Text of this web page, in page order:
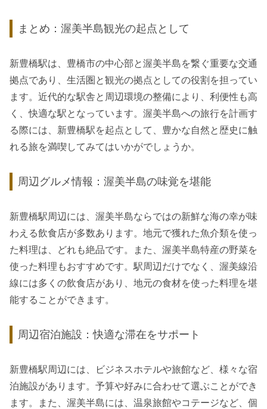
まとめ：渥美半島観光の起点として
新豊橋駅は、豊橋市の中心部と渥美半島を繋ぐ重要な交通
拠点であり、生活圏と観光の拠点としての役割を担ってい
ます。近代的な駅舎と周辺環境の整備により、利便性も高
く、快適な駅となっています。渥美半島への旅行を計画す
る際には、新豊橋駅を起点として、豊かな自然と歴史に触
れる旅を満喫してみてはいかがでしょうか。
周辺グルメ情報：渥美半島の味覚を堪能
新豊橋駅周辺には、渥美半島ならではの新鮮な海の幸が味
わえる飲食店が多数あります。地元で獲れた魚介類を使っ
た料理は、どれも絶品です。また、渥美半島特産の野菜を
使った料理もおすすめです。駅周辺だけでなく、渥美線沿
線には多くの飲食店があり、地元の食材を使った料理を堪
能することができます。
周辺宿泊施設：快適な滞在をサポート
新豊橋駅周辺には、ビジネスホテルや旅館など、様々な宿
泊施設があります。予算や好みに合わせて選ぶことができ
ます。また、渥美半島には、温泉旅館やコテージなど、個